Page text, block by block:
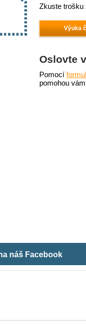
Zkuste trošku
Výuka
Oslovte
Pomocí
pomohou
náš Facebook